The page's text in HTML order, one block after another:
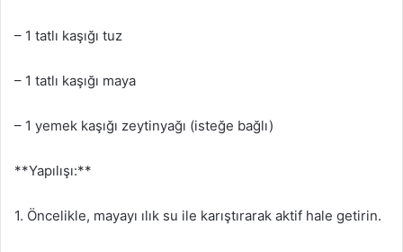
– 1 tatlı kaşığı tuz
– 1 tatlı kaşığı maya
– 1 yemek kaşığı zeytinyağı (isteğe bağlı)
**Yapılışı:**
1. Öncelikle, mayayı ılık su ile karıştırarak aktif hale getirin.